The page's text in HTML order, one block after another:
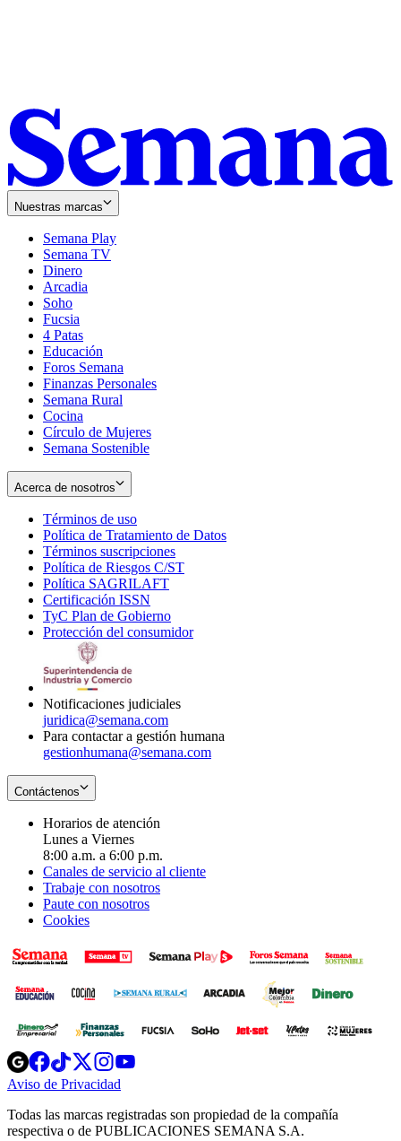
Nuestras marcas
Semana Play
Semana TV
Dinero
Arcadia
Soho
in
new
window
Fucsia
in
new
window
4 Patas
Educación
Foros Semana
Finanzas Personales
Semana Rural
Cocina
Círculo de Mujeres
Semana Sostenible
Acerca de nosotros
Términos de uso
in
new
window
Política de Tratamiento de Datos
Términos suscripciones
in
Política de Riesgos C/ST
Política SAGRILAFT
new
window
Certificación ISSN
in
new
TyC Plan de Gobierno
in
Protección del consumidorOpens
Notificaciones judiciales
juridica@semana.com
Para contactar a gestión humana
gestionhumana@semana.com
Contáctenos
Horarios de atención
Lunes a Viernes
8:00 a.m. a 6:00 p.m.
Canales de servicio al cliente
Trabaje con nosotros
Paute con nosotros
Cookies
Opens
in
new
Opens
in
new
Opens
in
new
window
Opens
new
windowwindow
Aviso de Privacidad
new
window
Todas las marcas registradas son propiedad de la compañía
respectiva o de PUBLICACIONES SEMANA S.A.